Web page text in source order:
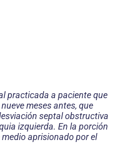
practicada a paciente que
meses antes, que
septal obstructiva
izquierda. En la porción
aprisionado por el